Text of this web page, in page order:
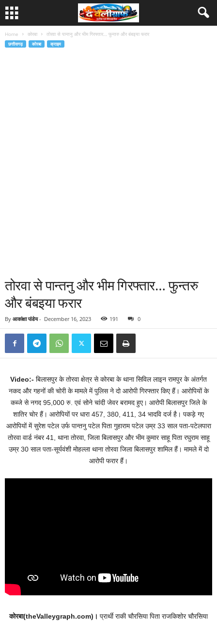
Home कोरबा तोरवा से पान्तनु और भीम गिरफ्तार… फुन्तरु और बंबइया फरार
छत्तीसगढ़ कोरबा क्राइम
तोरवा से पान्तनु और भीम गिरफ्तार… फुन्तरु
और बंबइया फरार
By आकांक्षा पांडेय- December 16, 2023 191 0
Video:- बिलासपुर के तोरवा क्षेत्र से कोरबा के थाना सिविल लाइन रामपुर के अंतर्गत
नकद और गहनों की चोरी के मामले में पुलिस ने दो आरोपी गिरफ्तार किए हैं। आरोपियों के
कब्जे से नगद 95,000 रु. एवं सोने चांदी जेवर बरामद हुए। आरोपी बिलासपुर जिले के
शातिर चोर हैं। आरोपियों पर धारा 457, 380, 411, 34 भादवि दर्ज है। पकड़े गए
आरोपियों में सुरेश पटेल उर्फ पान्तनु पटेल पिता गुहाराम पटेल उम्र 33 साल पता-पटेलपारा
तोरवा वार्ड नंबर 41, थाना तोरवा, जिला बिलासपुर और भीम कुमार साहू पिता रघुराम साहू
उम्र 30 साल पता-सूर्यवंशी मोहल्ला थाना तोरवा जिला बिलासपुर शामिल हैं। मामले में दो
आरोपी फरार हैं।
कोरबा(theValleygraph.com)। प्रार्थी राकी चौरसिया पिता राजकिशोर चौरसिया